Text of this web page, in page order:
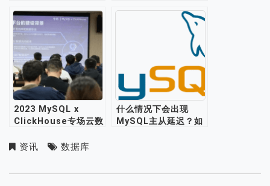
2023 MySQL x
ClickHouse专场云数
办，顶级专家云集
什么情况下会出现
MySQL主从延迟？如
资讯 数据库